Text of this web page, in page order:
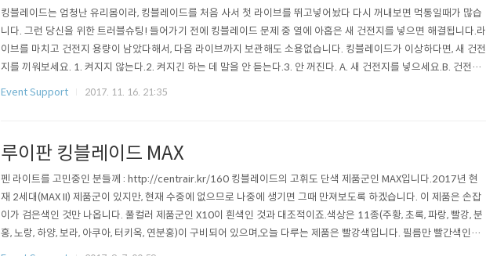
킹블레이드는 엄청난 유리몸이라, 킹블레이드를 처음 사서 첫 라이브를 뛰고넣어놨다 다시 꺼내보면 먹통일때가 많습
니다. 그런 당신을 위한 트러블슈팅! 들어가기 전에 킹블레이드 문제 중 열에 아홉은 새 건전지를 넣으면 해결됩니다.라
이브를 마치고 건전지 용량이 남았다해서, 다음 라이브까지 보관해도 소용없습니다. 킹블레이드가 이상하다면, 새 건전
지를 끼워보세요. 1. 켜지지 않는다.2. 켜지긴 하는 데 말을 안 듣는다.3. 안 꺼진다. A. 새 건전지를 넣으세요.B. 건전지
Event Support 2017. 11. 16. 21:35
루이판 킹블레이드 MAX
펜 라이트를 고민중인 분들께 : http://centrair.kr/160 킹블레이드의 고휘도 단색 제품군인 MAX입니다.2017년 현
재 2세대(MAX II) 제품군이 있지만, 현재 수중에 없으므로 나중에 생기면 그때 만져보도록 하겠습니다. 이 제품은 손잡
이가 검은색인 것만 나옵니다. 풀컬러 제품군인 X10이 흰색인 것과 대조적이죠.색상은 11종(주황, 초록, 파랑, 빨강, 분
홍, 노랑, 하양, 보라, 아쿠아, 터키옥, 연분홍)이 구비되어 있으며,오늘 다루는 제품은 빨강색입니다. 필름만 빨간색인게